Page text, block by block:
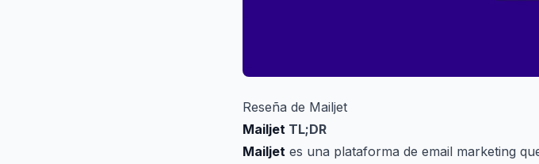
Reseña de Mailjet
Mailjet TL;DR
Mailjet es una plataforma de email marketing